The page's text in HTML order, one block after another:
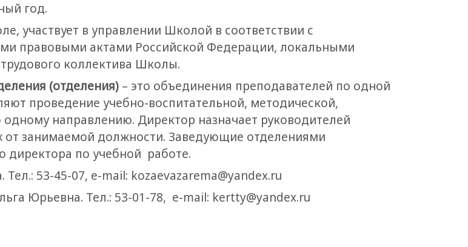
год.
участвует в управлении Школой в соответствии с
правовыми актами Российской Федерации, локальными
коллектива Школы.
(отделения) – это объединения преподавателей по одной
проведение учебно-воспитательной, методической,
направлению. Директор назначает руководителей
от занимаемой должности. Заведующие отделениями
по учебной работе.
53-45-07, e-mail: kozaevazarema@yandex.ru
Юрьевна. Тел.: 53-01-78, e-mail: kertty@yandex.ru